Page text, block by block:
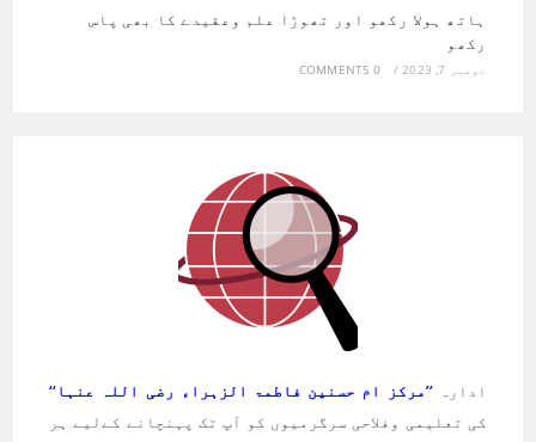
ہاتھ ہولا رکھو اور تھوڑا علم وعقیدے کا بھی پاس
رکھو
نومبر 7, 2023 /
0 COMMENTS
ادارہ’’مرکز ام حسنین فاطمۃ الزہراء رضی اللہ عنہا‘‘
کی تعلیمی وفلاحی سرگرمیوں کو آپ تک پہنچانے کےلیے ہر